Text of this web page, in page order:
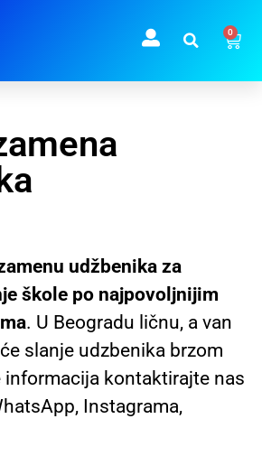
0
udžbenika za
škole po najpovoljnijim
. U Beogradu ličnu, a van
slanje udzbenika brzom
informacija kontaktirajte nas
Instagrama,